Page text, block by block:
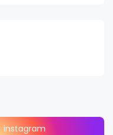
instagram